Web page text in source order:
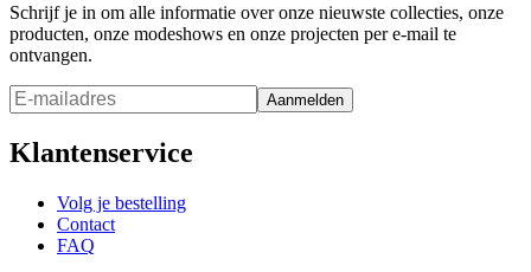
Schrijf je in om alle informatie over onze nieuwste collecties, onze
producten, onze modeshows en onze projecten per e-mail te
ontvangen.
Aanmelden
Klantenservice
Volg je bestelling
Contact
FAQ